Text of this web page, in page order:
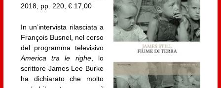
2018, pp. 220, € 17,00
In un’intervista rilasciata a
François Busnel, nel corso
del programma televisivo
America tra le righe, lo
scrittore James Lee Burke
ha dichiarato che molto